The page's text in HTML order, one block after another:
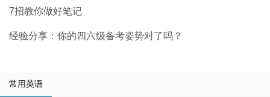
7招教你做好笔记
经验分享：你的四六级备考姿势对了吗？
常用英语